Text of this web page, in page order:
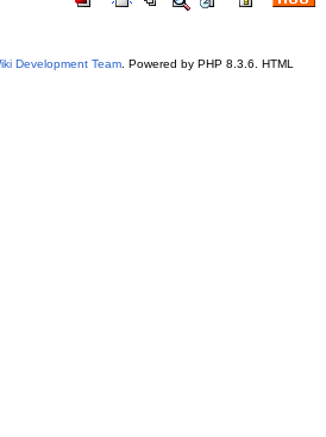
Development Team. Powered by PHP 8.3.6. HTML